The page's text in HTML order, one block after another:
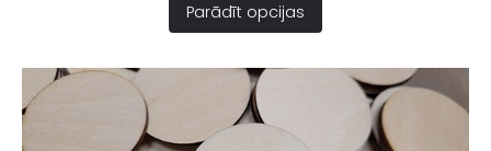
Parādīt opcijas